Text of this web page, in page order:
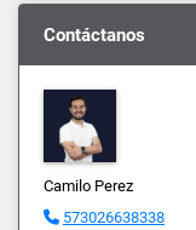
Contáctanos
Camilo Perez
573026638338